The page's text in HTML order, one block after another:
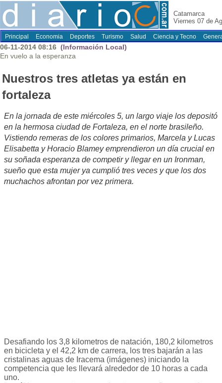
Catamarca
Viernes 07 de
Principal Economia Deportes Turismo Salud Ciencia y Tecno
06-11-2014 08:16 (Información Local)
En vuelo a la esperanza
Nuestros tres atletas ya están en
fortaleza
En la jornada de este miércoles 5, un largo viaje los depositó
en la hermosa ciudad de Fortaleza, en el norte brasileño.
Vistiendo remeras de los colores primarios, Marcela y Lucas
Elisabetta y Horacio Blamey emprendieron un día crucial en
su soñada esperanza de competir y llegar en un Ironman,
sueño que esta mujer ya cumplió tres veces y que los dos
muchachos afrontan por vez primera.
Desafiando los 3,8 kilometros de natación, 180,2 kilometros
en bicicleta y el 42,2 km de carrera, los tres bajarán a las
cristalinas aguas de Iracema (imágenes) iniciando la
competencia que les llevará alrededor de 10 horas a cada
uno.